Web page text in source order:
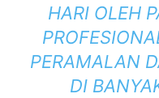
HARI OLEH
PERAMALAN
DI